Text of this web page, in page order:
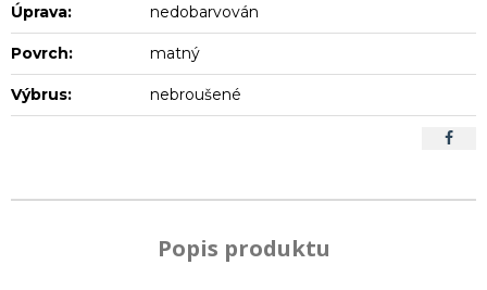
Úprava: nedobarvován
Povrch: matný
Výbrus: nebroušené
Popis produktu